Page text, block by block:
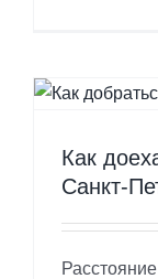
Как
Санкт-